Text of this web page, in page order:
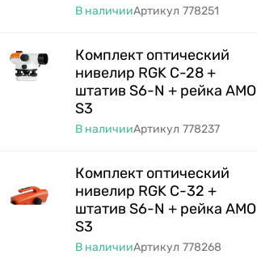
В наличииАртикул 778251
Комплект оптический
нивелир RGK C-28 +
штатив S6-N + рейка AMO
S3
В наличииАртикул 778237
Комплект оптический
нивелир RGK C-32 +
штатив S6-N + рейка AMO
S3
В наличииАртикул 778268